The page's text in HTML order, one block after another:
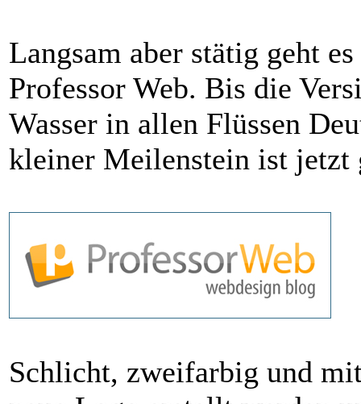
Langsam aber stätig geht
Professor Web. Bis die
Wasser in allen Flüssen
kleiner Meilenstein ist jetzt
Schlicht, zweifarbig und